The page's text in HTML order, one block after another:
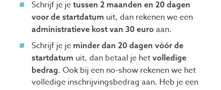
Schrijf je je tussen 2 maanden en 20 dagen
voor de startdatum uit, dan rekenen we een
administratieve kost van 30 euro aan.
Schrijf je je minder dan 20 dagen vóór de
startdatum uit, dan betaal je het volledige
bedrag. Ook bij een no-show rekenen we het
volledige inschrijvingsbedrag aan. Heb je een